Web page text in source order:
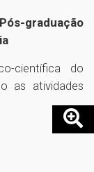
graduação
científica do
as atividades